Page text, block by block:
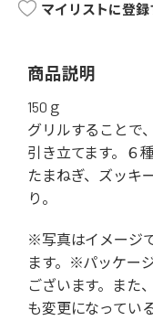
マイリストに登録
商品説明
150ｇ
グリルすることで
引き立てます。６
たまねぎ、ズッキ
り。
※写真はイメージ
ます。※パッケー
ございます。また
も変更になってい